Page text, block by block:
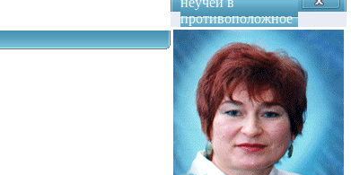
противоположное